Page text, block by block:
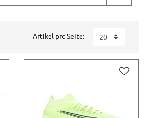
Artikel pro Seite: